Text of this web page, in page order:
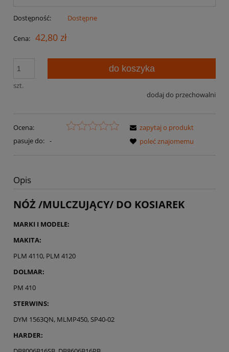
Dostępność: Dostępne
Cena: 42,80 zł
szt.
do koszyka
dodaj do przechowalni
Ocena:
pasuje do: -
zapytaj o produkt
poleć znajomemu
Opis
NÓŻ /MULCZUJĄCY/ DO KOSIAREK
MARKI I MODELE:
MAKITA:
PLM 4110, PLM 4120
DOLMAR:
PM 410
STERWINS:
DYM 1563QN, MLMP450, SP40-02
HARDER: